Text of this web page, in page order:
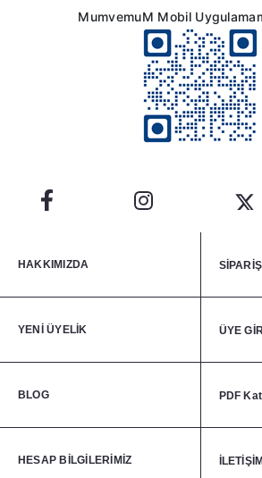
MumvemuM Mobil
HAKKIMIZDA
YENİ ÜYELİK ÜYE
BLOG PDF
HESAP BİLGİLERİMİZ